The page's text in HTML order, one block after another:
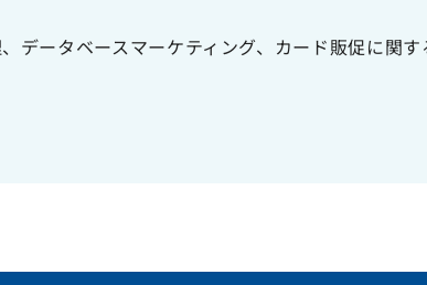
データベースマーケティング、カード販促に関